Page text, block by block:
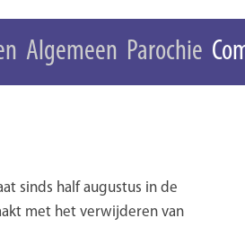
Algemeen Parochie
sinds half augustus in de
met het verwijderen van